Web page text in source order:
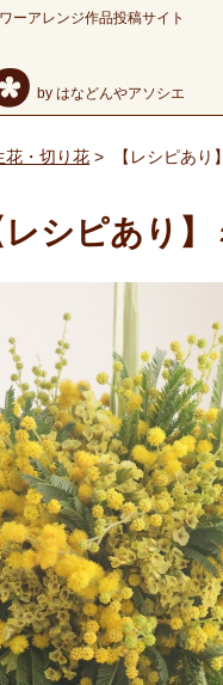
ーアレンジ作品投稿サイト
by はなどんやアソシエ
花・切り花 > 【レシピあ
レシピあり